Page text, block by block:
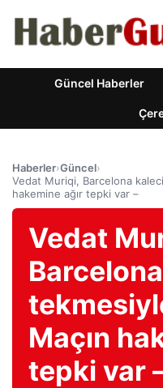
Güncel Haberler
Haberler›Güncel›
Vedat Muriqi, Barcelona
hakemine ağır tepki var –
Vedat
Maçın
tepki var